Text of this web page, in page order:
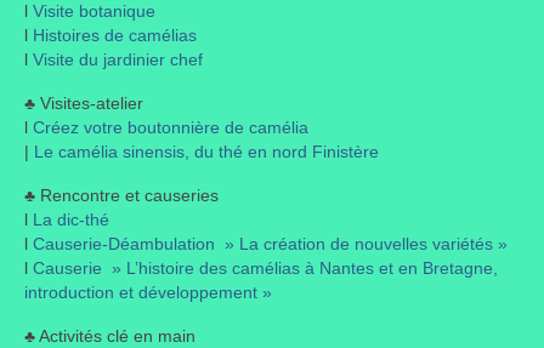
Vivaces
Faune
Oiseaux
Et aussi…
Liens préférés de JPL
Dictons
l Visite botanique
l Histoires de camélias
l Visite du jardinier chef
♣ Visites-atelier
l Créez votre boutonnière de camélia
| Le camélia sinensis, du thé en nord Finistère
♣ Rencontre et causeries
l La dic-thé
l Causerie-Déambulation » La création de nouvelles variétés »
l Causerie » L’histoire des camélias à Nantes et en Bretagne,
introduction et développement »
♣ Activités clé en main